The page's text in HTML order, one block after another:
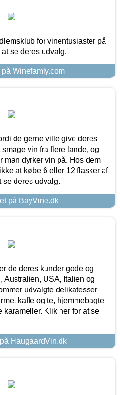
for vinentusiaster på
se deres udvalg.
Winefamly.com
de gerne ville give deres
vin fra flere lande, og
man dyrker vin på. Hos dem
at købe 6 eller 12 flasker af
se deres udvalg.
på BayVine.dk
de deres kunder gode og
Australien, USA, Italien og
udvalgte delikatesser
kaffe og te, hjemmebagte
karameller. Klik her for at se
HaugaardVin.dk